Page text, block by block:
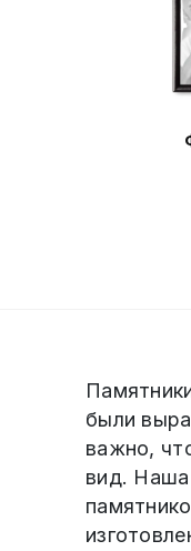
были
важно,
вид. Наша